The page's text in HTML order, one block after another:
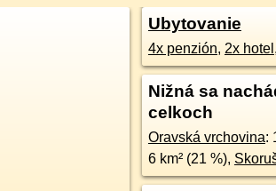
Ubytovanie
4x penzión, 2x hotel ,
Nižná sa
celkoch
Oravská vrchovina:
6 km² (21 %),